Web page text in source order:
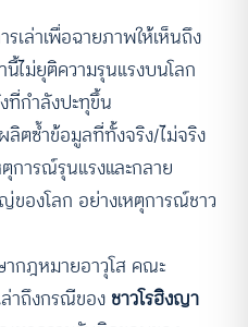
เล่าเพื่อฉายภาพให้เห็นถึง
ไม่ยุติความรุนแรงบนโลก
ที่กำลังปะทุขึ้น
ลิตซ้ำข้อมูลที่ทั้งจริง/ไม่จริง
การณ์รุนแรงและกลาย
ของโลก อย่างเหตุการณ์ชาว
กฎหมายอาวุโส คณะ
าถึงกรณีของ ชาวโรฮิงญา